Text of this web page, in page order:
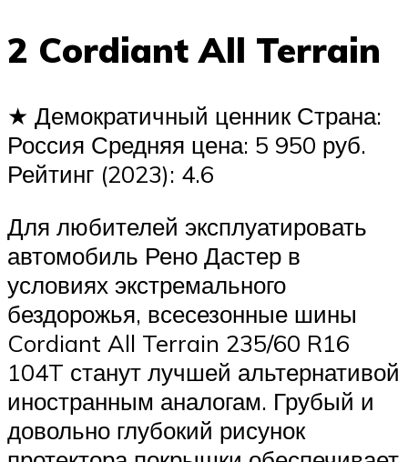
2 Cordiant All Terrain
★ Демократичный ценник Страна:
Россия Средняя цена: 5 950 руб.
Рейтинг (2023): 4.6
Для любителей эксплуатировать
автомобиль Рено Дастер в
условиях экстремального
бездорожья, всесезонные шины
Cordiant All Terrain 235/60 R16
104T станут лучшей альтернативой
иностранным аналогам. Грубый и
довольно глубокий рисунок